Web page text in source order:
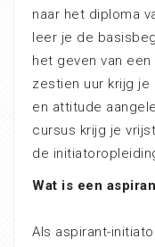
naar het diploma
leer je de
het geven van
zestien uur krijg je
en attitude
cursus krijg je
de
Wat is een
Als aspirant-